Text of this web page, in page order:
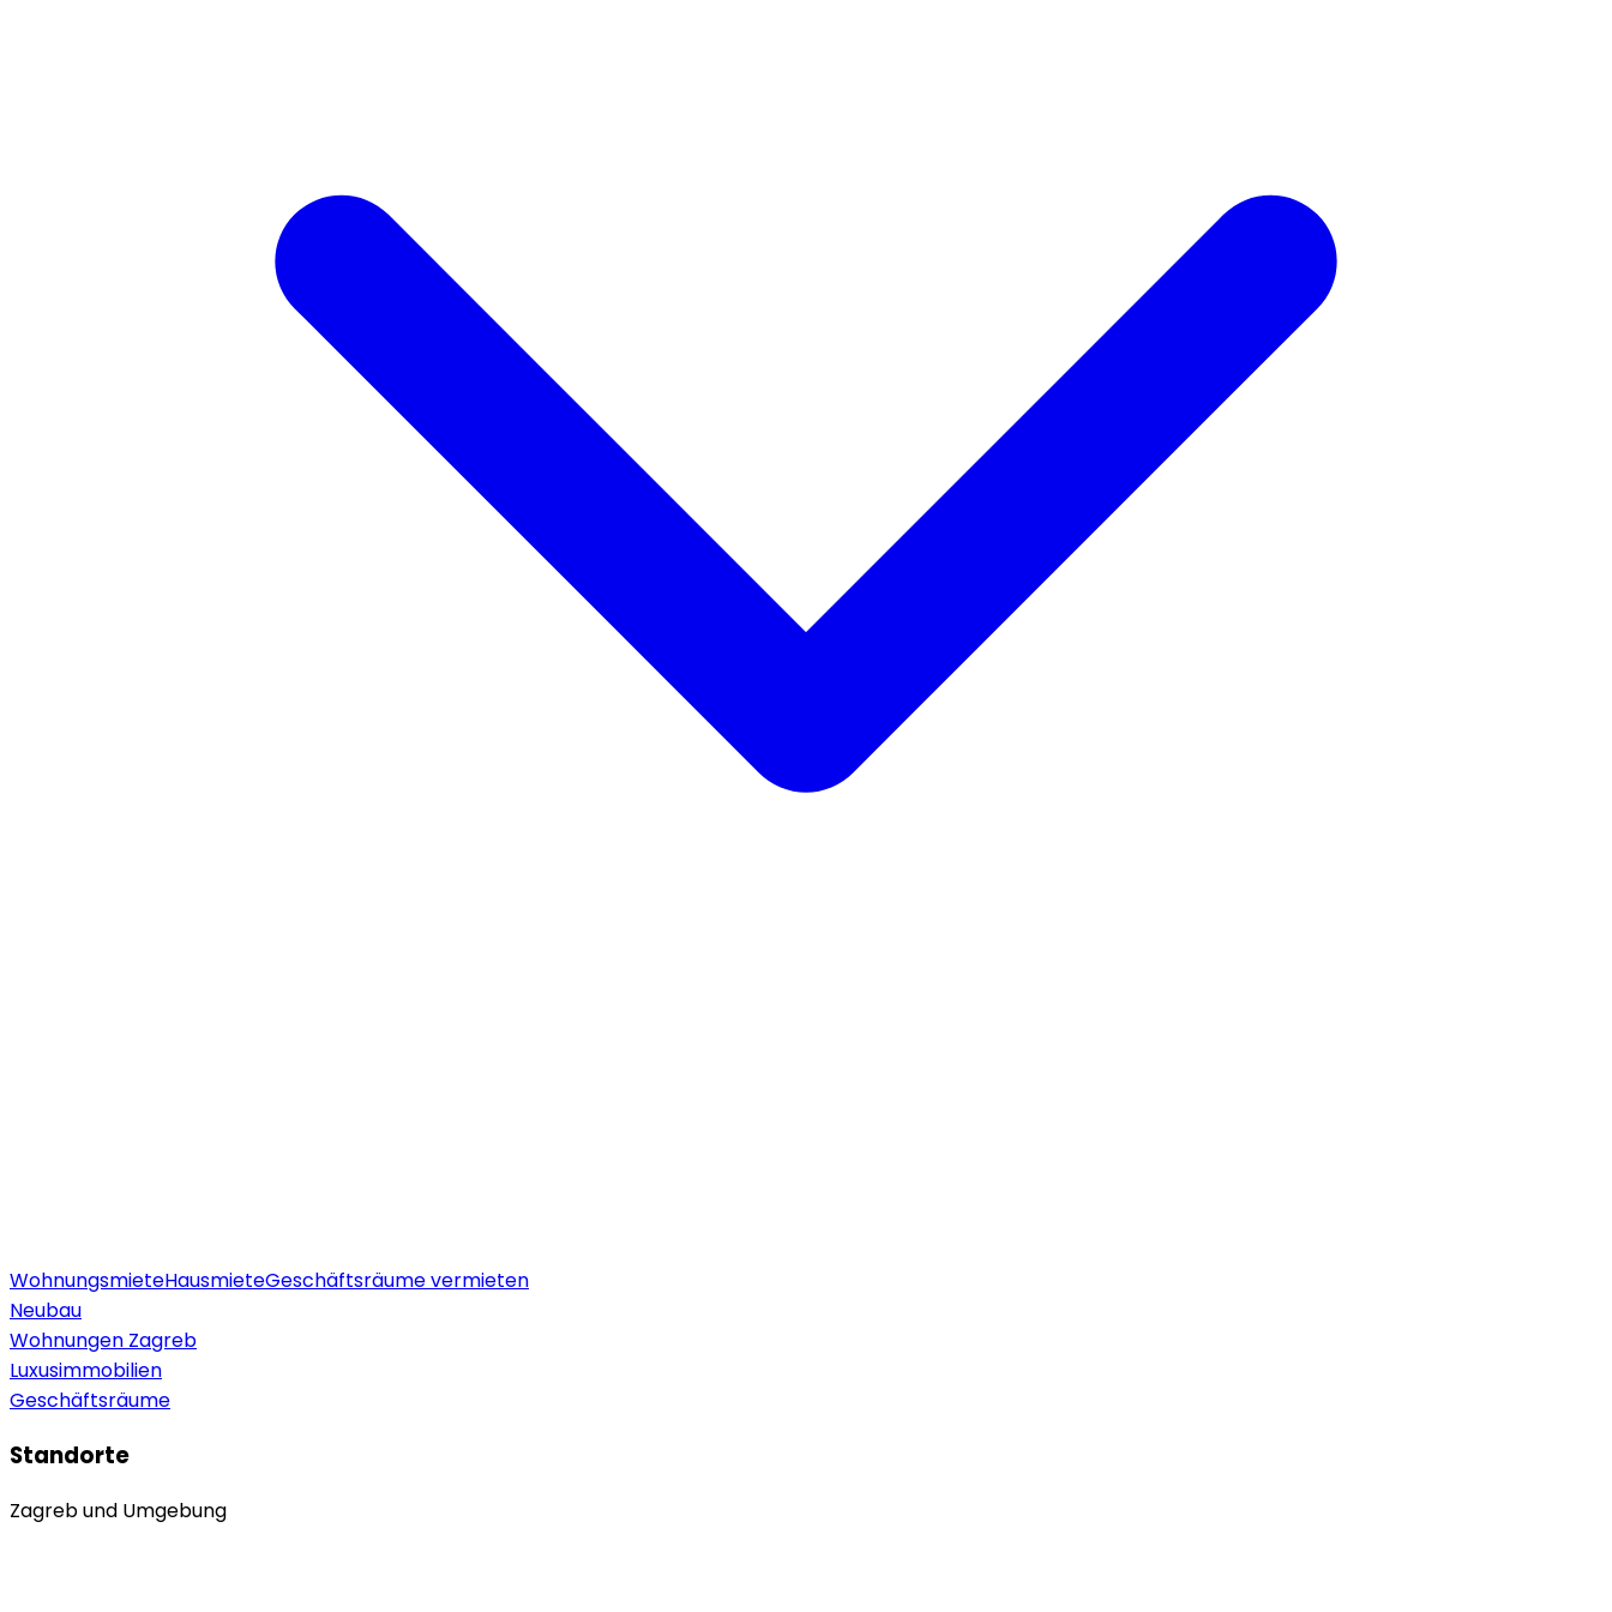
WohnungsmieteHausmieteGeschäftsräume vermieten
Neubau
Wohnungen Zagreb
Luxusimmobilien
Geschäftsräume
Standorte
Zagreb und Umgebung